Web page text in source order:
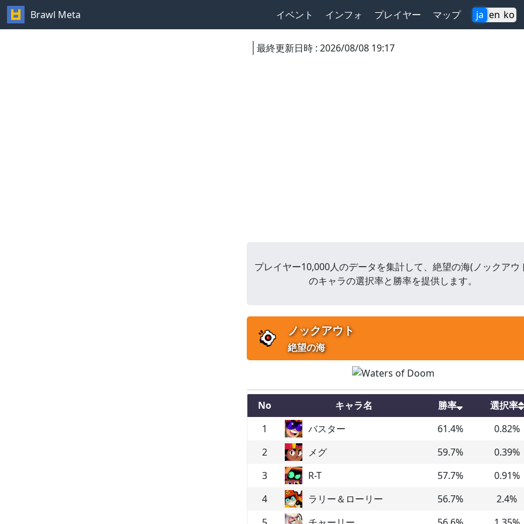
Brawl Meta イベント インフォ プレイヤー マップ ja en ko
最終更新日時 : 2026/08/08 19:17
プレイヤー10,000人のデータを集計して、 絶望の海(ノックアウ
のキャラの選択率と勝率を提供します。
ノックアウト
絶望の海
No キャラ名 勝率
選択率
1
バスター 61.4% 0.82%
2
メグ 59.7% 0.39%
3
R-T 57.7% 0.91%
4
ラリー＆ローリー 56.7% 2.4%